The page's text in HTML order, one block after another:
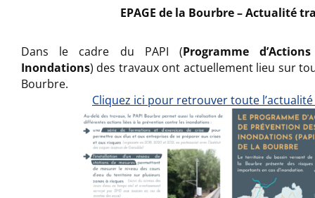
EPAGE de la Bourbre – Actualité
Dans le cadre du PAPI (Programme
Inondations) des travaux ont actuellement lieu sur
Bourbre.
Cliquez ici pour retrouver toute l’actualité